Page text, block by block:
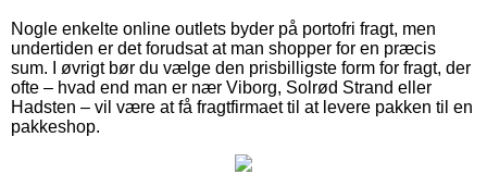
Nogle enkelte online outlets byder på portofri fragt, men
undertiden er det forudsat at man shopper for en præcis
sum. I øvrigt bør du vælge den prisbilligste form for fragt, der
ofte – hvad end man er nær Viborg, Solrød Strand eller
Hadsten – vil være at få fragtfirmaet til at levere pakken til en
pakkeshop.